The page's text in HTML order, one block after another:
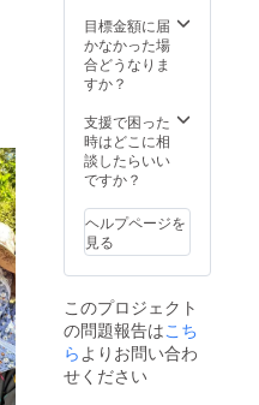
素材使
用｜
オーガ
ニック
ン配合
｜メン
ズ｜レ
ディー
｜半袖
目標金額に届
かなかった場
合どうなりま
すか？
支援で困った
時はどこに相
談したらいい
ですか？
ヘルプページを
見る
このプロジェクト
の問題報告はこち
らよりお問い合わ
せください